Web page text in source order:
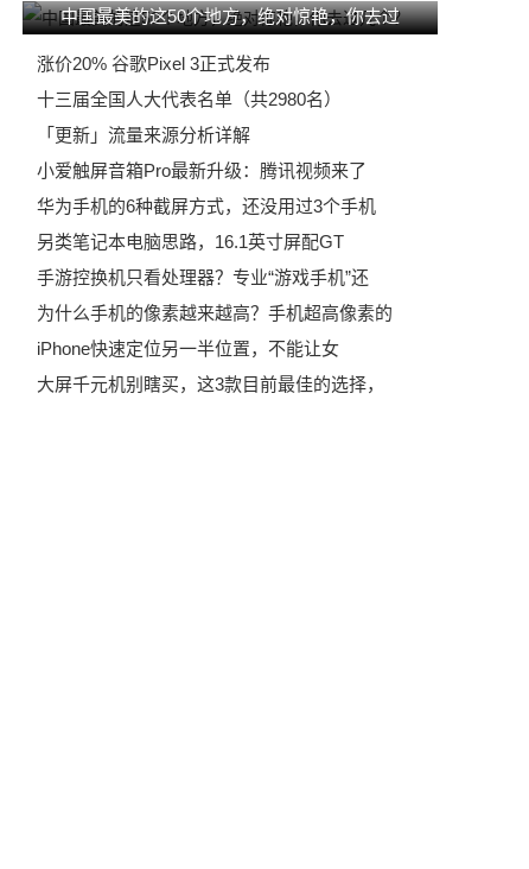
中国最美的这50个地方，绝对惊艳，你去过
涨价20% 谷歌Pixel 3正式发布
十三届全国人大代表名单（共2980名）
「更新」流量来源分析详解
小爱触屏音箱Pro最新升级：腾讯视频来了
华为手机的6种截屏方式，还没用过3个手机
另类笔记本电脑思路，16.1英寸屏配GT
手游控换机只看处理器？专业“游戏手机”还
为什么手机的像素越来越高？手机超高像素的
iPhone快速定位另一半位置，不能让女
大屏千元机别瞎买，这3款目前最佳的选择，